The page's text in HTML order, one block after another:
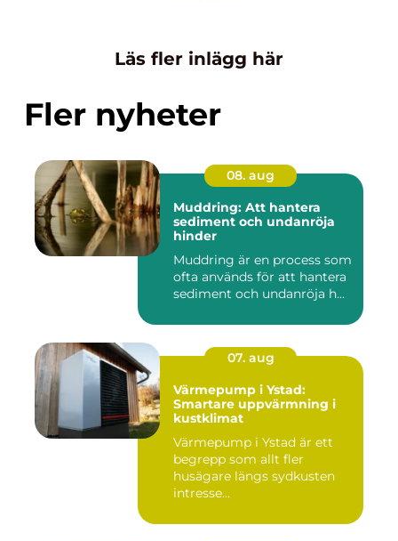
Läs fler inlägg här
Fler nyheter
08. aug
Muddring: Att hantera
sediment och undanröja
hinder
Muddring är en process som
ofta används för att hantera
sediment och undanröja h...
07. aug
Värmepump i Ystad:
Smartare uppvärmning i
kustklimat
Värmepump i Ystad är ett
begrepp som allt fler
husägare längs sydkusten
intresse...